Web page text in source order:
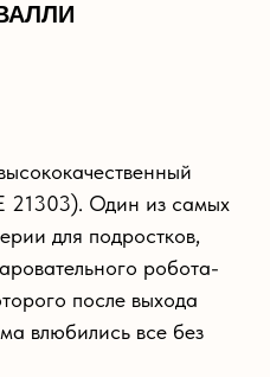
21303). Один из самых
для подростков,
робота-
после выхода
влюбились все без